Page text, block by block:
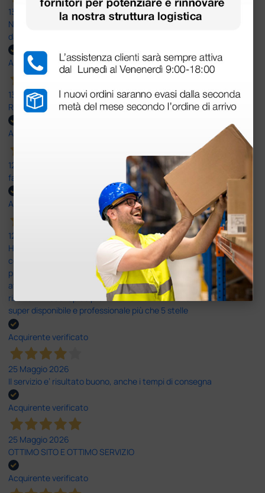
13 Luglio 2026
Nulla da eccepire. Tutto estremamente chiaro e corretto,
dall’ordine alla consegna.
Acquirente verificato
13 Luglio 2026
Rapidi, disponibili ben forniti
Acquirente verificato
12 Giugno 2026
facilità di acquisto e puntualità
Acquirente verificato
12 Giugno 2026
Ho avuto un problema con la consegna, il pacco non è stato
consegnato ma messo in giacenza. Il problema è stato
prontamente risolto dal servizio clienti. Altro problema il codice di
attivazione del software per il PC non corretto e anche questo
risolto in modo rapido professionale e immediato. Assistenza
super disponibile e professionale più che 5 stelle
Acquirente verificato
25 Maggio 2026
Il servizio e’ risultato buono, anche i tempi di consegna
Acquirente verificato
25 Maggio 2026
OTTIMO SITO E OTTIMO SERVIZIO
Acquirente verificato